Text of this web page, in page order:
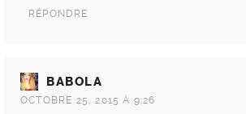
RÉPONDRE
BABOLA
OCTOBRE 25, 2015 À 9:26